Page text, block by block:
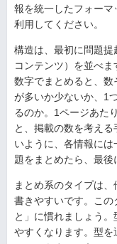
報を統一したフォー
利用してください。
構造は、最初に問題
コンテンツ）を並べ
数字でまとめると、
が多いか少ないか、1
るのか。1ページあた
と、掲載の数を考え
いように、各情報に
題をまとめたら、最後
まとめ系のタイプは
書きやすいです。この
と」に慣れましょう
やすくなります。型